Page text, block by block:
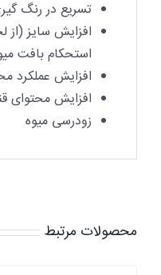
تسریع در رنگ
افزایش سایز (از
استحکام بافت
افزایش عملکرد
افزایش محتوای
زودرسی میوه
محصولات مرتبط